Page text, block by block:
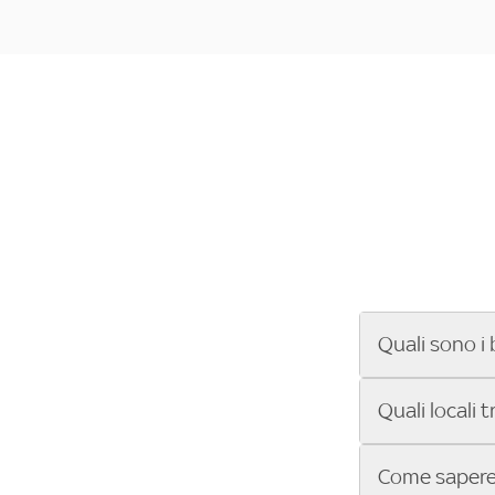
Quali sono i
Se cerchi un
ENILIVE, la
Sky Bar ti
Quali locali
Vuoi sapere
Come